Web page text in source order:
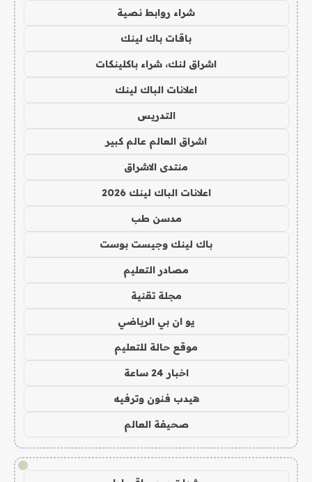
شراء روابط نصية
باقات باك لينك
اشراق لنك، شراء باكلينكات
اعلانات الباك لينك
التدريس
اشراق العالم عالم كبير
منتدى الاشراق
اعلانات الباك لينك 2026
مدسن طب
باك لينك وجيست بوست
مصادر التعليم
مجلة تقنية
يو ان بي الرياضي
موقع حالة للتعليم
اخبار 24 ساعة
هيدب فنون وترفيه
صحيفة العالم
!